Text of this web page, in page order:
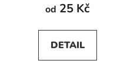
od 25 Kč
DETAIL